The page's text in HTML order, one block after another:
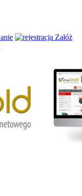
Załóż